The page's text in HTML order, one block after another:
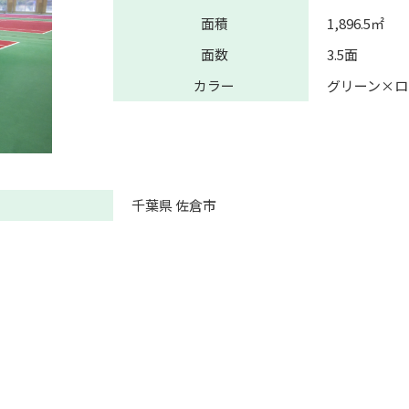
面積
1,896.5㎡
面数
3.5面
カラー
グリーン×
千葉県 佐倉市